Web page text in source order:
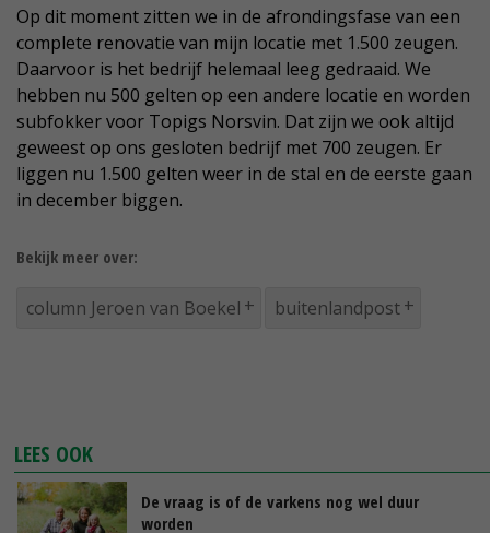
Op dit moment zitten we in de afrondingsfase van een
complete renovatie van mijn locatie met 1.500 zeugen.
Daarvoor is het bedrijf helemaal leeg gedraaid. We
hebben nu 500 gelten op een andere locatie en worden
subfokker voor Topigs Norsvin. Dat zijn we ook altijd
geweest op ons gesloten bedrijf met 700 zeugen. Er
liggen nu 1.500 gelten weer in de stal en de eerste gaan
in december biggen.
Bekijk meer over:
column Jeroen van Boekel buitenlandpost
LEES OOK
De vraag is of de varkens nog wel duur
worden